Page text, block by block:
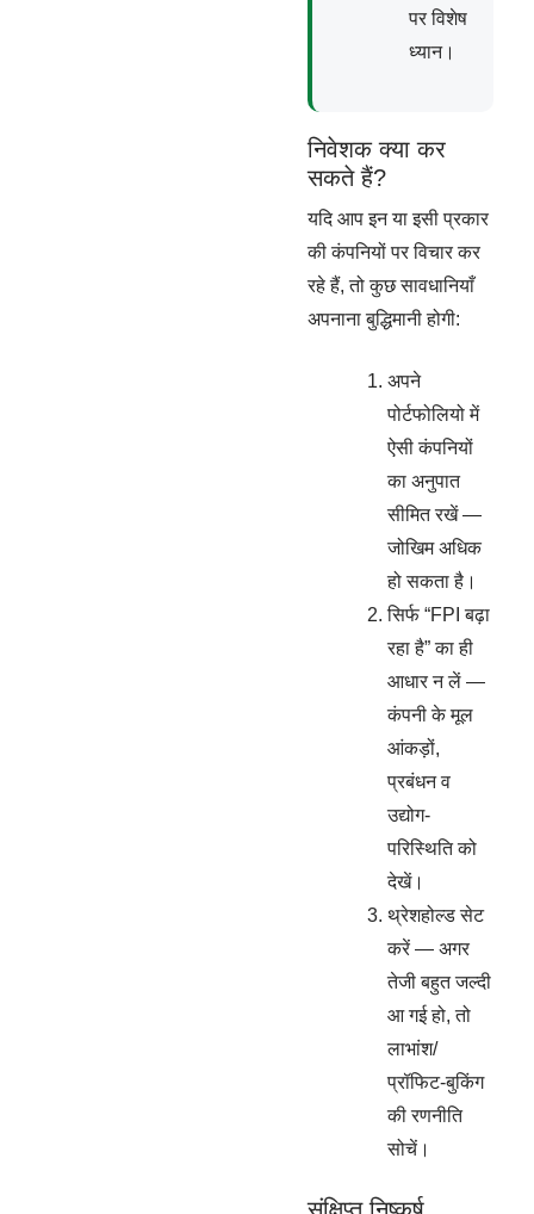
पर विशेष
ध्यान।
निवेशक क्या कर
सकते हैं?
यदि आप इन या इसी प्रकार
की कंपनियों पर विचार कर
रहे हैं, तो कुछ सावधानियाँ
अपनाना बुद्धिमानी होगी:
अपने
पोर्टफोलियो में
ऐसी कंपनियों
का अनुपात
सीमित रखें —
जोखिम अधिक
हो सकता है।
सिर्फ “FPI बढ़ा
रहा है” का ही
आधार न लें —
कंपनी के मूल
आंकड़ों,
प्रबंधन व
उद्योग-
परिस्थिति को
देखें।
थ्रेशहोल्ड सेट
करें — अगर
तेजी बहुत जल्दी
आ गई हो, तो
लाभांश/
प्रॉफिट-बुकिंग
की रणनीति
सोचें।